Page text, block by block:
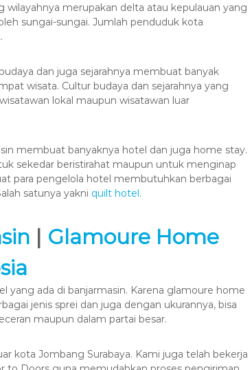
wilayahnya merupakan delta atau kepulauan yang
sungai-sungai. Jumlah penduduk kota
dan juga sejarahnya membuat banyak
wisata. Cultur budaya dan sejarahnya yang
lokal maupun wisatawan luar
membuat banyaknya hotel dan juga home stay.
sekedar beristirahat maupun untuk menginap
para pengelola hotel membutuhkan berbagai
satunya yakni quilt hotel.
| Glamoure Home
ada di banjarmasin. Karena glamoure home
jenis sprei dan juga dengan ukurannya, bisa
maupun dalam partai besar.
kota Jombang Surabaya. Kami juga telah bekerja